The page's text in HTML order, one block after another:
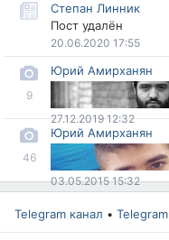
Степан Линник
Пост удалён
20.06.2020 17:55
9
Юрий Амирханян
27.12.2019 12:32
46
Юрий Амирханян
03.05.2015 15:32
Telegram канал •